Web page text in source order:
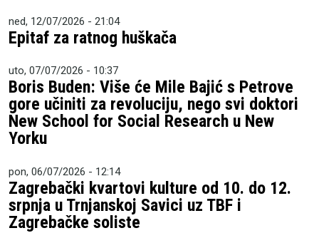
ned, 12/07/2026 - 21:04
Epitaf za ratnog huškača
uto, 07/07/2026 - 10:37
Boris Buden: Više će Mile Bajić s Petrove
gore učiniti za revoluciju, nego svi doktori
New School for Social Research u New
Yorku
pon, 06/07/2026 - 12:14
Zagrebački kvartovi kulture od 10. do 12.
srpnja u Trnjanskoj Savici uz TBF i
Zagrebačke soliste